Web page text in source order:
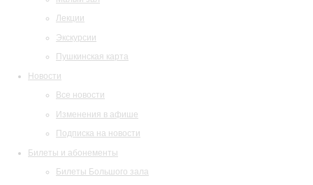
Лекции
Экскурсии
Пушкинская карта
Новости
Все новости
Изменения в афише
Подписка на новости
Билеты и абонементы
Билеты Большого зала